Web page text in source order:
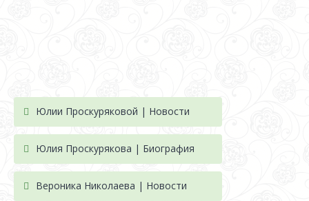
Юлии Проскуряковой | Новости
Юлия Проскурякова | Биография
Вероника Николаева | Новости